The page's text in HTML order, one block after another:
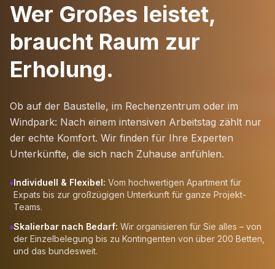
Wer Großes leistet,
braucht Raum zur
Erholung.
Ob auf der Baustelle, im Rechenzentrum oder im
Windpark: Nach einem intensiven Arbeitstag zählt nur
der echte Komfort. Wir finden für Ihre Experten
Unterkünfte, die sich nach Zuhause anfühlen.
Individuell & Flexibel: Vom hochwertigen Apartment für
Expats bis zur großzügigen Unterkunft für ganze Projekt-
Teams.
Skalierbar nach Bedarf: Wir organisieren für Sie alles – von
der Einzelbelegung bis zu Kontingenten von über 200 Betten,
und das bundesweit.